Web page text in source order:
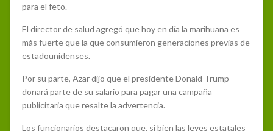
para el feto.
El director de salud agregó que hoy en día la marihuana es
más fuerte que la que consumieron generaciones previas de
estadounidenses.
Por su parte, Azar dijo que el presidente Donald Trump
donará parte de su salario para pagar una campaña
publicitaria que resalte la advertencia.
Los funcionarios destacaron que, si bien las leyes estatales